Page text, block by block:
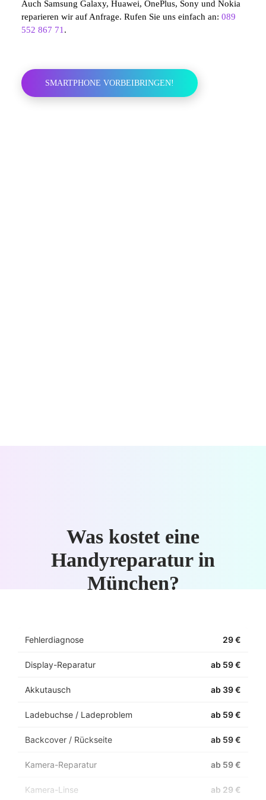
Auch Samsung Galaxy, Huawei, OnePlus, Sony und Nokia
reparieren wir auf Anfrage. Rufen Sie uns einfach an: 089
552 867 71.
SMARTPHONE VORBEIBRINGEN!
Was kostet eine
Handyreparatur in
München?
Fehlerdiagnose 29 €
Display-Reparatur ab 59 €
Akkutausch ab 39 €
Ladebuchse / Ladeproblem ab 59 €
Backcover / Rückseite ab 59 €
Kamera-Reparatur ab 59 €
Kamera-Linse ab 29 €